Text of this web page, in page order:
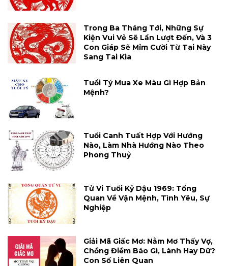
Trong Ba Tháng Tới, Những Sự
Kiện Vui Vẻ Sẽ Lần Lượt Đến, Và 3
Con Giáp Sẽ Mỉm Cười Từ Tai Này
Sang Tai Kia
Tuổi Tý Mua Xe Màu Gì Hợp Bản
Mệnh?
Tuổi Canh Tuất Hợp Với Hướng
Nào, Làm Nhà Hướng Nào Theo
Phong Thuỷ
Tử Vi Tuổi Kỷ Dậu 1969: Tổng
Quan Về Vận Mệnh, Tình Yêu, Sự
Nghiệp
Giải Mã Giấc Mơ: Nằm Mơ Thấy Vợ,
Chồng Điềm Báo Gì, Lành Hay Dữ?
Con Số Liên Quan